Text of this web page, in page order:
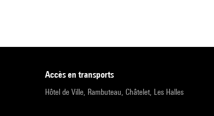
accès en transports
Hôtel de Ville, Rambuteau, Châtelet, Les Halles